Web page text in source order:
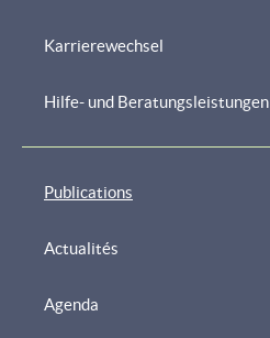
Karrierewechsel
Hilfe- und Beratungsleistungen
Publications
Actualités
Agenda